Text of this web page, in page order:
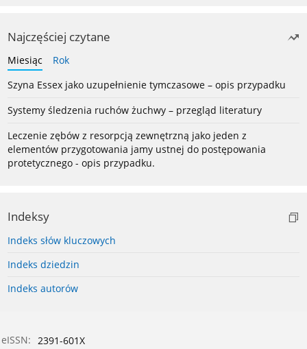
Najczęściej czytane
Miesiąc
Rok
Szyna Essex jako uzupełnienie tymczasowe – opis przypadku
Systemy śledzenia ruchów żuchwy – przegląd literatury
Leczenie zębów z resorpcją zewnętrzną jako jeden z
elementów przygotowania jamy ustnej do postępowania
protetycznego - opis przypadku.
Indeksy
Indeks słów kluczowych
Indeks dziedzin
Indeks autorów
eISSN: 2391-601X